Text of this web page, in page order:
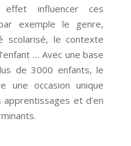
influencer ces
exemple le genre,
scolarisé, le contexte
… Avec une base
de 3000 enfants, le
une occasion unique
et d’en